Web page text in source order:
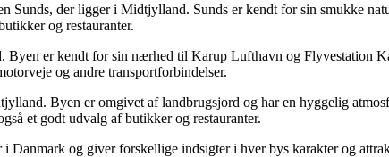
Sunds, der ligger i Midtjylland. Sunds er kendt for sin smukke
og restauranter.
er kendt for sin nærhed til Karup Lufthavn og Flyvestation
og andre transportforbindelser.
Byen er omgivet af landbrugsjord og har en hyggelig
et godt udvalg af butikker og restauranter.
Danmark og giver forskellige indsigter i hver bys karakter og